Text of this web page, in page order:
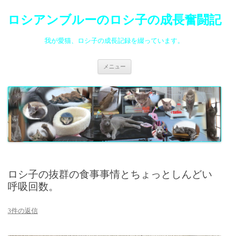
ロシアンブルーのロシ子の成長奮闘記
我が愛猫、ロシ子の成長記録を綴っています。
メニュー
ツ
へ
ス
キ
ッ
プ
ロシ子の抜群の食事事情とちょっとしんどい
呼吸回数。
3件の返信